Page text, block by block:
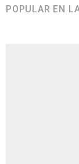
POPULAR EN